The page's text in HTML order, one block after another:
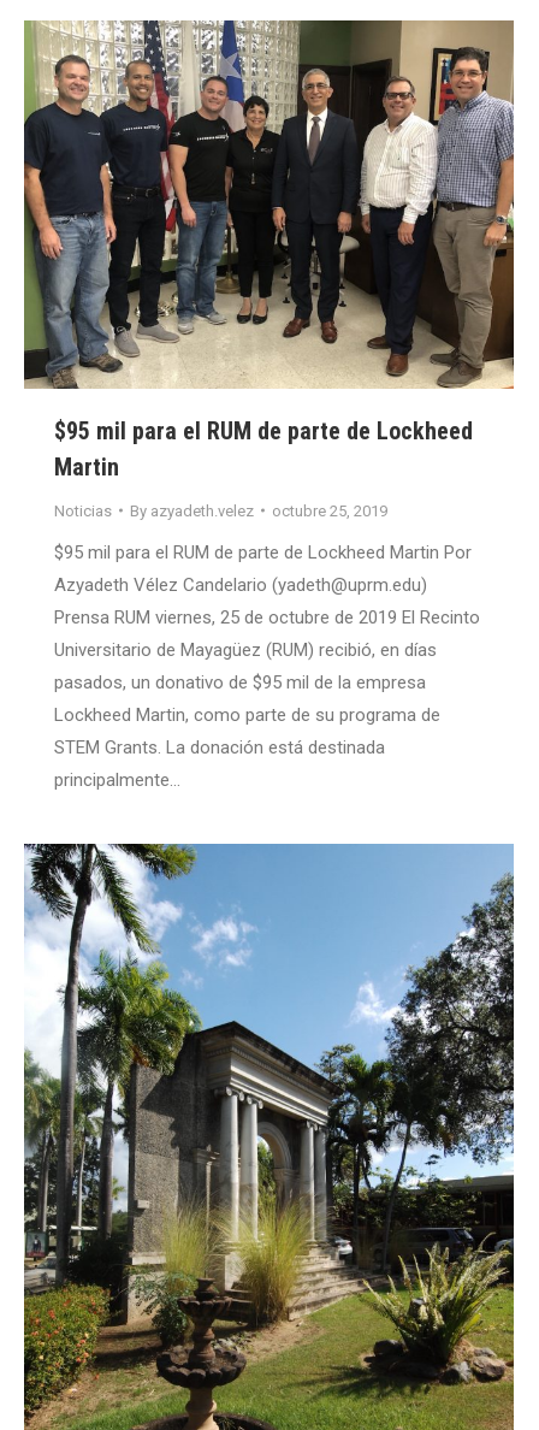
$95 mil para el RUM de parte de Lockheed
Martin
Noticias By azyadeth.velez octubre 25, 2019
$95 mil para el RUM de parte de Lockheed Martin Por
Azyadeth Vélez Candelario (yadeth@uprm.edu)
Prensa RUM viernes, 25 de octubre de 2019 El Recinto
Universitario de Mayagüez (RUM) recibió, en días
pasados, un donativo de $95 mil de la empresa
Lockheed Martin, como parte de su programa de
STEM Grants. La donación está destinada
principalmente…